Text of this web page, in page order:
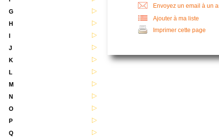
G
H
J
K
L
M
N
O
P
Q
Envoyez un email à un
Ajouter à ma liste
Imprimer cette page